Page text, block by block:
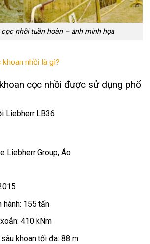
cọc nhồi tuần hoàn – ảnh minh họa
khoan nhồi là gì?
cọc nhồi được sử dụng phổ
Liebherr LB36
Liebherr Group, Áo
hành: 155 tấn
410 kNm
khoan tối đa: 88 m